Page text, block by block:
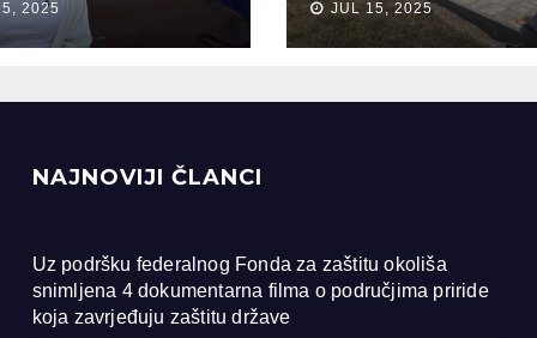
u
2025 JUL 15, 2025
NAJNOVIJI ČLANCI
Uz podršku federalnog Fonda za zaštitu okoliša
snimljena 4 dokumentarna filma o područjima priride
koja zavrjeđuju zaštitu države